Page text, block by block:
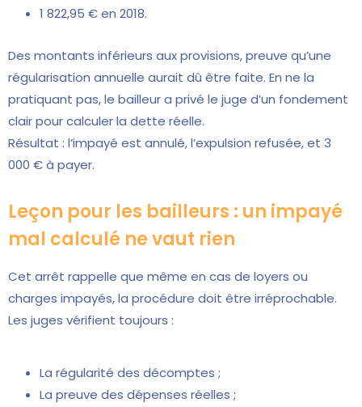
1 822,95 € en 2018.
Des montants inférieurs aux provisions, preuve qu’une
régularisation annuelle aurait dû être faite. En ne la
pratiquant pas, le bailleur a privé le juge d’un fondement
clair pour calculer la dette réelle.
Résultat : l’impayé est annulé, l’expulsion refusée, et 3
000 € à payer.
Leçon pour les bailleurs : un impayé
mal calculé ne vaut rien
Cet arrêt rappelle que même en cas de loyers ou
charges impayés, la procédure doit être irréprochable.
Les juges vérifient toujours :
La régularité des décomptes ;
La preuve des dépenses réelles ;